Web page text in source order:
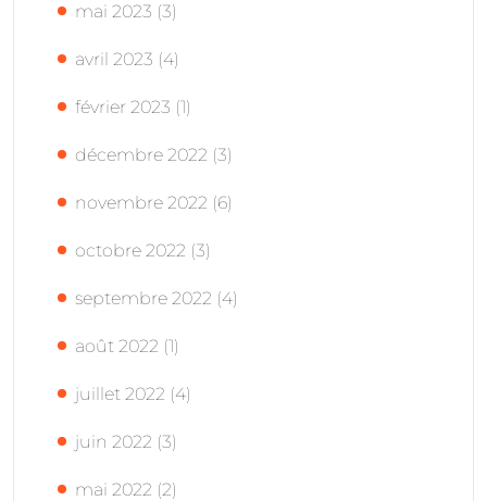
mai 2023 (3)
avril 2023 (4)
février 2023 (1)
décembre 2022 (3)
novembre 2022 (6)
octobre 2022 (3)
septembre 2022 (4)
août 2022 (1)
juillet 2022 (4)
juin 2022 (3)
mai 2022 (2)